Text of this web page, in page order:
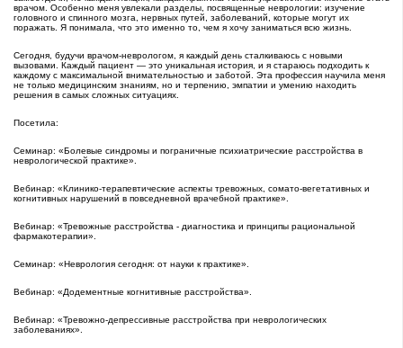
врачом. Особенно меня увлекали разделы, посвященные неврологии: изучение
головного и спинного мозга, нервных путей, заболеваний, которые могут их
поражать. Я понимала, что это именно то, чем я хочу заниматься всю жизнь.
Сегодня, будучи врачом-неврологом, я каждый день сталкиваюсь с новыми
вызовами. Каждый пациент — это уникальная история, и я стараюсь подходить к
каждому с максимальной внимательностью и заботой. Эта профессия научила меня
не только медицинским знаниям, но и терпению, эмпатии и умению находить
решения в самых сложных ситуациях.
Посетила:
Семинар: «Болевые синдромы и пограничные психиатрические расстройства в
неврологической практике».
Вебинар: «Клинико-терапевтические аспекты тревожных, сомато-вегетативных и
когнитивных нарушений в повседневной врачебной практике».
Вебинар: «Тревожные расстройства - диагностика и принципы рациональной
фармакотерапии».
Семинар: «Неврология сегодня: от науки к практике».
Вебинар: «Додементные когнитивные расстройства».
Вебинар: «Тревожно-депрессивные расстройства при неврологических
заболеваниях».